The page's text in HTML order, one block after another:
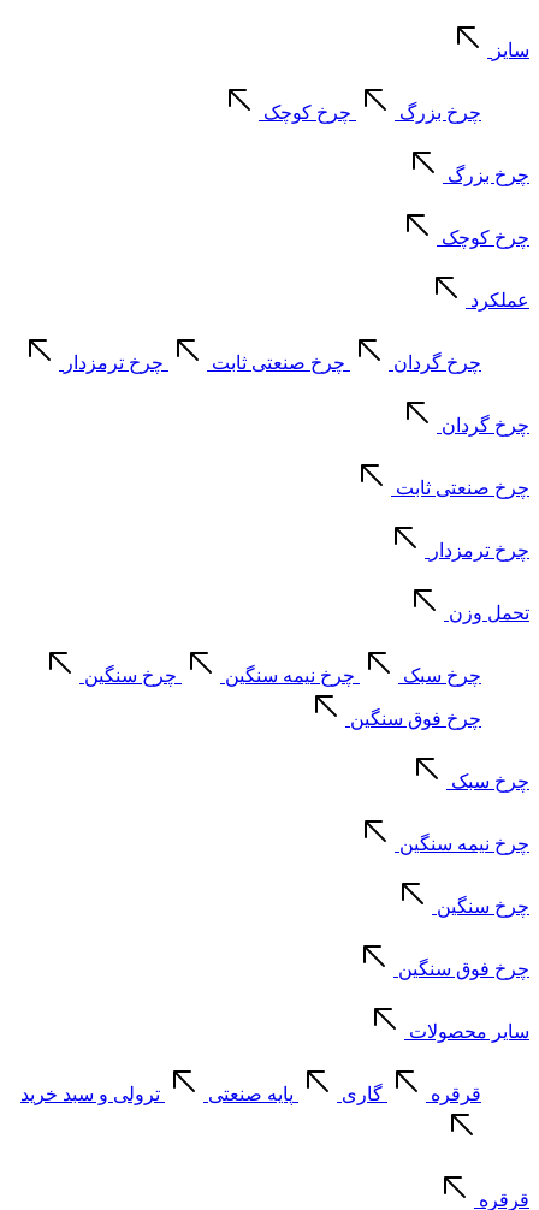
سایز
چرخ بزرگ چرخ کوچک
چرخ بزرگ
چرخ کوچک
عملکرد
چرخ گردان چرخ صنعتی ثابت چرخ ترمزدار
چرخ گردان
چرخ صنعتی ثابت
چرخ ترمزدار
تحمل وزن
چرخ سبک چرخ نیمه سنگین چرخ سنگین
چرخ فوق سنگین
چرخ سبک
چرخ نیمه سنگین
چرخ سنگین
چرخ فوق سنگین
سایر محصولات
قرقره گاری پایه صنعتی ترولی و سبد خرید
قرقره